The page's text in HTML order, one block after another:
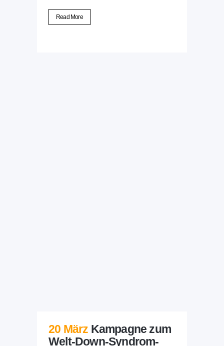
Read More
20 März Kampagne zum
Welt-Down-Syndrom-